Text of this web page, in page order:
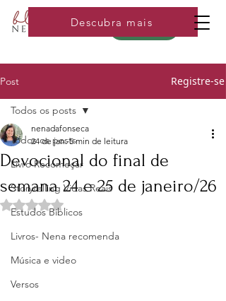
Loja
Descubra mais
Post Registre-se
Todos os posts
Livro Recomeçar
Storytelling Vidas Reais
Estudos Bíblicos
Livros- Nena recomenda
Música e video
Versos
Todos os posts
Devocional do final de
semana 24 e 25 de janeiro/26
nenadafonseca
24 de jan. 5 min de leitura
Avaliado com NaN de 5 estrelas.